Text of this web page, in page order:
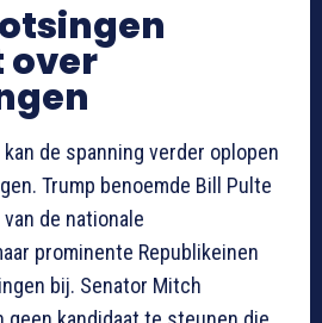
over
de spanning verder oplopen
Trump benoemde Bill Pulte
de nationale
prominente Republikeinen
bij. Senator Mitch